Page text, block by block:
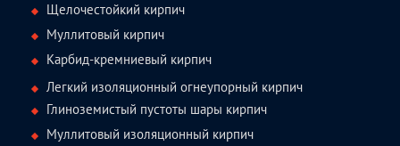
Щелочестойкий кирпич
Муллитовый кирпич
Карбид-кремниевый кирпич
Легкий изоляционный огнеупорный кирпич
Глиноземистый пустоты шары кирпич
Муллитовый изоляционный кирпич